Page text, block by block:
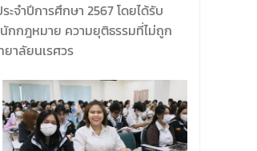
ำปีการศึกษา 2567 โดยได้รับ
กกฎหมาย ความยุติธรรมที่ไม่ถูก
าลัยนเรศวร